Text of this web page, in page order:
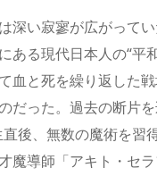
深い寂寥が広がって
ある現代日本人の“平
血と死を繰り返した
だった。過去の断片
後、無数の魔術を習
魔導師「アキト・セ